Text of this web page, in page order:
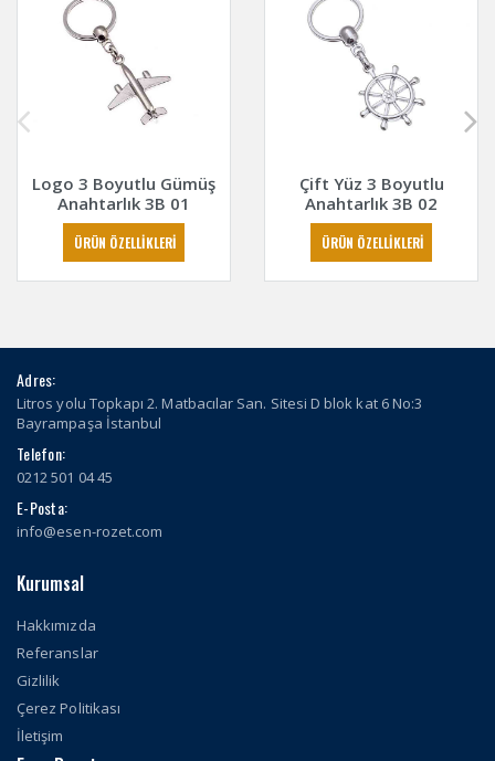
Logo 3 Boyutlu Gümüş
Anahtarlık 3B 01
ÜRÜN ÖZELLİKLERİ
Çift Yüz 3 Boyutlu
Anahtarlık 3B 02
ÜRÜN ÖZELLİKLERİ
Adres:
Litros yolu Topkapı 2. Matbacılar San. Sitesi D blok kat 6 No:3
Bayrampaşa İstanbul
Telefon:
0212 501 04 45
E-Posta:
info@esen-rozet.com
Kurumsal
Hakkımızda
Referanslar
Gizlilik
Çerez Politikası
İletişim